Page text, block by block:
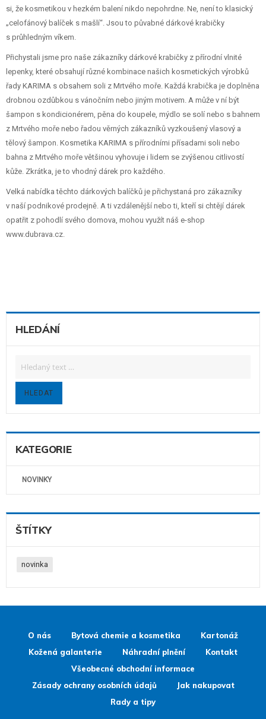
si, že kosmetikou v hezkém balení nikdo nepohrdne. Ne, není to klasický
„celofánový balíček s mašlí“. Jsou to půvabné dárkové krabičky
s průhledným víkem.
Přichystali jsme pro naše zákazníky dárkové krabičky z přírodní vlnité
lepenky, které obsahují různé kombinace našich kosmetických výrobků
řady KARIMA s obsahem soli z Mrtvého moře. Každá krabička je doplněna
drobnou ozdůbkou s vánočním nebo jiným motivem. A může v ní být
šampon s kondicionérem, pěna do koupele, mýdlo se solí nebo s bahnem
z Mrtvého moře nebo řadou věrných zákazníků vyzkoušený vlasový a
tělový šampon. Kosmetika KARIMA s přírodními přísadami soli nebo
bahna z Mrtvého moře většinou vyhovuje i lidem se zvýšenou citlivostí
kůže. Zkrátka, je to vhodný dárek pro každého.
Velká nabídka těchto dárkových balíčků je přichystaná pro zákazníky
v naší podnikové prodejně. A ti vzdálenější nebo ti, kteří si chtějí dárek
opatřit z pohodlí svého domova, mohou využít náš e-shop
www.dubrava.cz.
HLEDÁNÍ
HLEDAT
KATEGORIE
NOVINKY
ŠTÍTKY
novinka
O nás Bytová chemie a kosmetika
Kartonáž
Kožená galanterie
Náhradní plnění
Kontakt
Všeobecné obchodní informace
Zásady ochrany osobních údajů
Jak nakupovat
Rady a tipy